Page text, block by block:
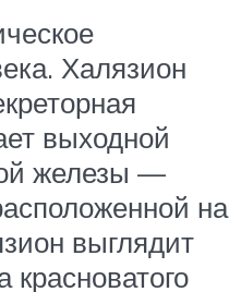
Халязион
выходной
железы —
на
выглядит